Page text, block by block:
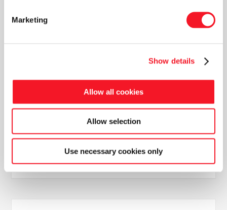
Marketing
Show details
Allow all cookies
Allow selection
Use necessary cookies only
spændende kontakter, vi skal arbejde videre
kunder, som underbygger værdien af, at vi altid
løsninger, også når det gælder service. Det
og har en højere oppetid.”